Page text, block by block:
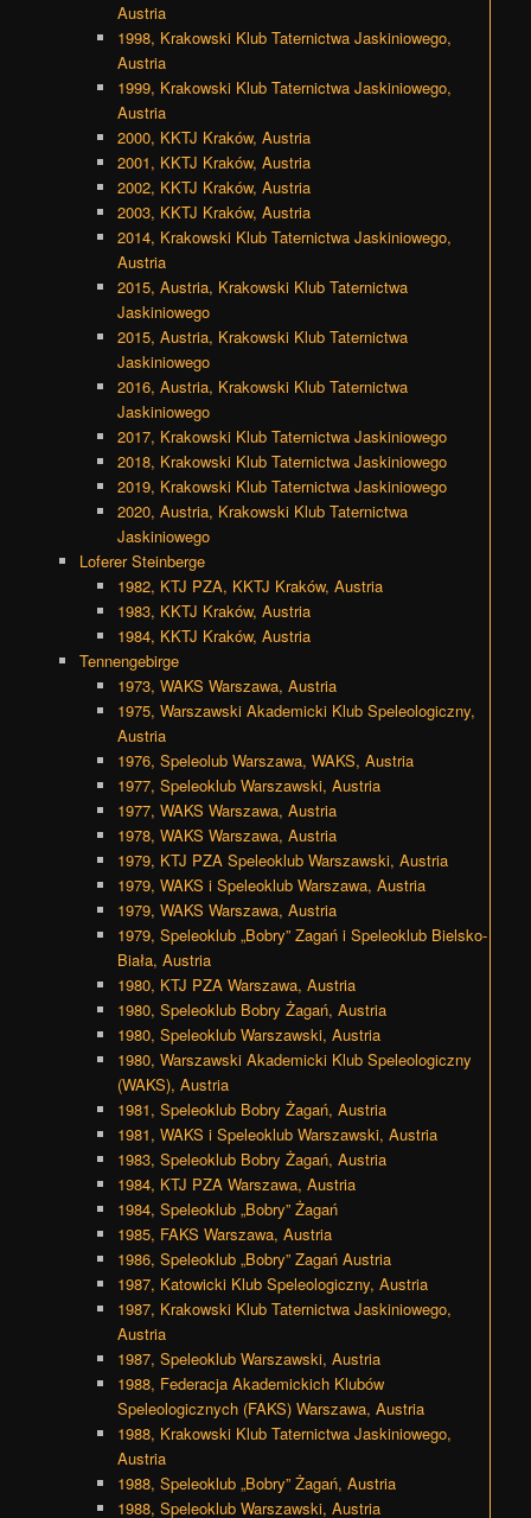
Austria
1998, Krakowski Klub Taternictwa Jaskiniowego,
Austria
1999, Krakowski Klub Taternictwa Jaskiniowego,
Austria
2000, KKTJ Kraków, Austria
2001, KKTJ Kraków, Austria
2002, KKTJ Kraków, Austria
2003, KKTJ Kraków, Austria
2014, Krakowski Klub Taternictwa Jaskiniowego,
Austria
2015, Austria, Krakowski Klub Taternictwa
Jaskiniowego
2015, Austria, Krakowski Klub Taternictwa
Jaskiniowego
2016, Austria, Krakowski Klub Taternictwa
Jaskiniowego
2017, Krakowski Klub Taternictwa Jaskiniowego
2018, Krakowski Klub Taternictwa Jaskiniowego
2019, Krakowski Klub Taternictwa Jaskiniowego
2020, Austria, Krakowski Klub Taternictwa
Jaskiniowego
Loferer Steinberge
1982, KTJ PZA, KKTJ Kraków, Austria
1983, KKTJ Kraków, Austria
1984, KKTJ Kraków, Austria
Tennengebirge
1973, WAKS Warszawa, Austria
1975, Warszawski Akademicki Klub Speleologiczny,
Austria
1976, Speleolub Warszawa, WAKS, Austria
1977, Speleoklub Warszawski, Austria
1977, WAKS Warszawa, Austria
1978, WAKS Warszawa, Austria
1979, KTJ PZA Speleoklub Warszawski, Austria
1979, WAKS i Speleoklub Warszawa, Austria
1979, WAKS Warszawa, Austria
1979, Speleoklub „Bobry” Zagań i Speleoklub Bielsko-
Biała, Austria
1980, KTJ PZA Warszawa, Austria
1980, Speleoklub Bobry Żagań, Austria
1980, Speleoklub Warszawski, Austria
1980, Warszawski Akademicki Klub Speleologiczny
(WAKS), Austria
1981, Speleoklub Bobry Żagań, Austria
1981, WAKS i Speleoklub Warszawski, Austria
1983, Speleoklub Bobry Żagań, Austria
1984, KTJ PZA Warszawa, Austria
1984, Speleoklub „Bobry” Żagań
1985, FAKS Warszawa, Austria
1986, Speleoklub „Bobry” Zagań Austria
1987, Katowicki Klub Speleologiczny, Austria
1987, Krakowski Klub Taternictwa Jaskiniowego,
Austria
1987, Speleoklub Warszawski, Austria
1988, Federacja Akademickich Klubów
Speleologicznych (FAKS) Warszawa, Austria
1988, Krakowski Klub Taternictwa Jaskiniowego,
Austria
1988, Speleoklub „Bobry” Żagań, Austria
1988, Speleoklub Warszawski, Austria